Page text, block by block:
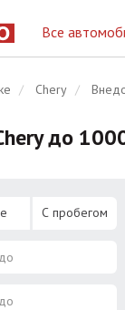
Все
Chery
до
С пробегом
до
до